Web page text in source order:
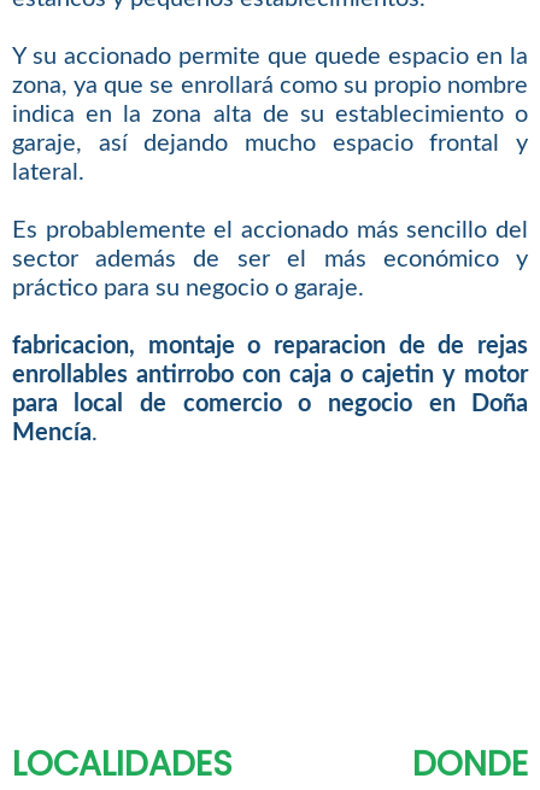
Y su accionado permite que quede espacio en la
zona, ya que se enrollará como su propio nombre
indica en la zona alta de su establecimiento o
garaje, así dejando mucho espacio frontal y
lateral.
Es probablemente el accionado más sencillo del
sector además de ser el más económico y
práctico para su negocio o garaje.
fabricacion, montaje o reparacion de de rejas
enrollables antirrobo con caja o cajetin y motor
para local de comercio o negocio en Doña
Mencía.
LOCALIDADES DONDE